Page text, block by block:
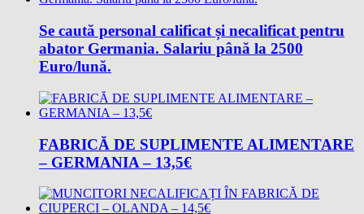
Se caută personal calificat și necalificat pentru
abator Germania. Salariu până la 2500
Euro/lună.
FABRICĂ DE SUPLIMENTE ALIMENTARE
– GERMANIA – 13,5€